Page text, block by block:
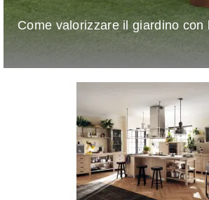
Come valorizzare il giardino con